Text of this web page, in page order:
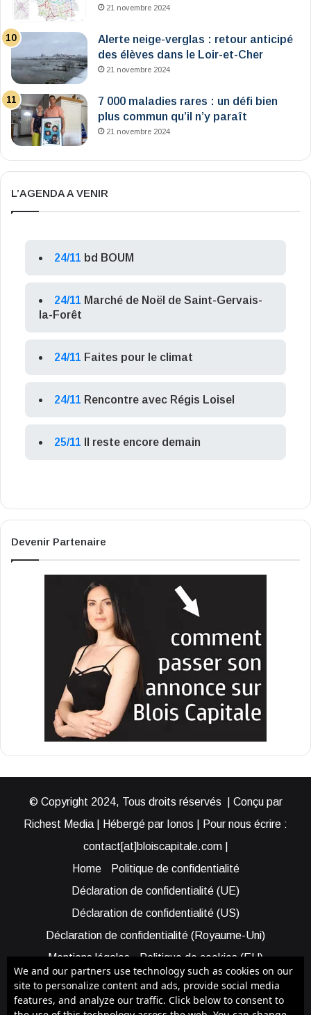
21 novembre 2024
Alerte neige-verglas : retour anticipé
des élèves dans le Loir-et-Cher
21 novembre 2024
7 000 maladies rares : un défi bien
plus commun qu’il n’y paraît
21 novembre 2024
L’AGENDA A VENIR
24/11 bd BOUM
24/11 Marché de Noël de Saint-Gervais-
la-Forêt
24/11 Faites pour le climat
24/11 Rencontre avec Régis Loisel
25/11 Il reste encore demain
Devenir Partenaire
© Copyright 2024, Tous droits réservés | Conçu par
Richest Media | Hébergé par Ionos | Pour nous écrire :
contact[at]bloiscapitale.com |
Home
Politique de confidentialité
Déclaration de confidentialité (UE)
Déclaration de confidentialité (US)
Déclaration de confidentialité (Royaume-Uni)
Mentions légales
Politique de cookies (EU)
Cookie Policy (AUS)
Cookie Policy (US)
Qui sommes-nous ?
Participer à Blois Capitale
We and our partners use technology such as cookies on our
site to personalize content and ads, provide social media
features, and analyze our traffic. Click below to consent to